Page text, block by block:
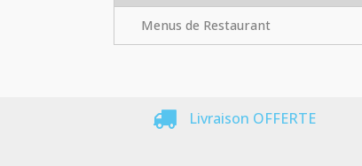
Menus de Restaurant
Livraison OFFERTE